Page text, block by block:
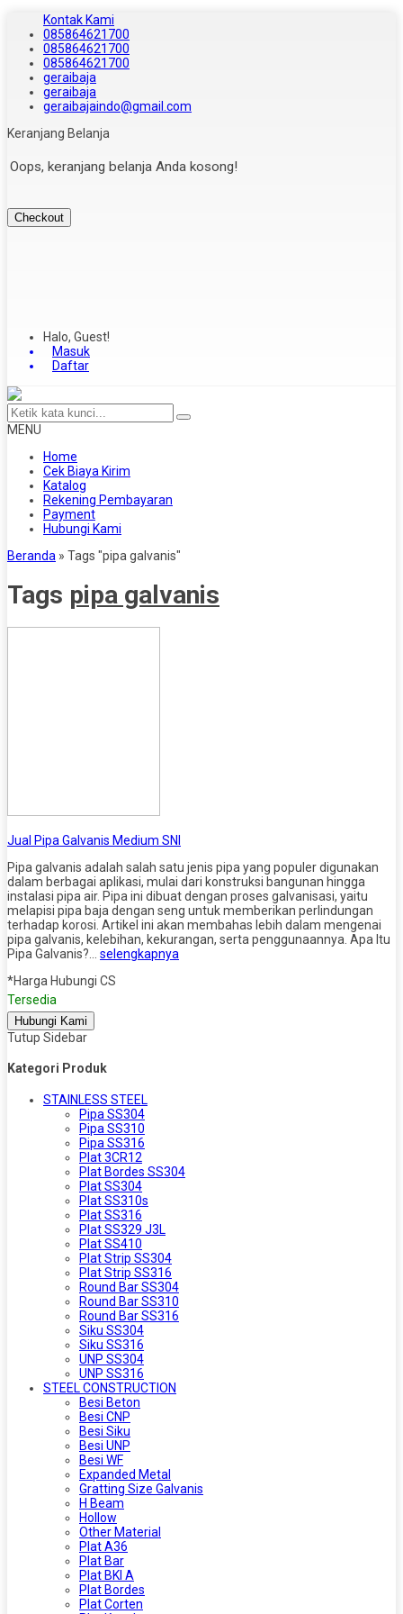
Kontak Kami
085864621700
085864621700
085864621700
geraibaja
geraibaja
geraibajaindo@gmail.com
Keranjang Belanja
Oops, keranjang belanja Anda kosong!
Checkout
Halo, Guest!
Masuk
Daftar
MENU
Home
Cek Biaya Kirim
Katalog
Rekening Pembayaran
Payment
Hubungi Kami
Beranda » Tags "pipa galvanis"
Tags pipa galvanis
Jual Pipa Galvanis Medium SNI
Pipa galvanis adalah salah satu jenis pipa yang populer digunakan
dalam berbagai aplikasi, mulai dari konstruksi bangunan hingga
instalasi pipa air. Pipa ini dibuat dengan proses galvanisasi, yaitu
melapisi pipa baja dengan seng untuk memberikan perlindungan
terhadap korosi. Artikel ini akan membahas lebih dalam mengenai
pipa galvanis, kelebihan, kekurangan, serta penggunaannya. Apa Itu
Pipa Galvanis?… selengkapnya
*Harga Hubungi CS
Tersedia
Hubungi Kami
Tutup Sidebar
Kategori Produk
STAINLESS STEEL
Pipa SS304
Pipa SS310
Pipa SS316
Plat 3CR12
Plat Bordes SS304
Plat SS304
Plat SS310s
Plat SS316
Plat SS329 J3L
Plat SS410
Plat Strip SS304
Plat Strip SS316
Round Bar SS304
Round Bar SS310
Round Bar SS316
Siku SS304
Siku SS316
UNP SS304
UNP SS316
STEEL CONSTRUCTION
Besi Beton
Besi CNP
Besi Siku
Besi UNP
Besi WF
Expanded Metal
Gratting Size Galvanis
H Beam
Hollow
Other Material
Plat A36
Plat Bar
Plat BKI A
Plat Bordes
Plat Corten